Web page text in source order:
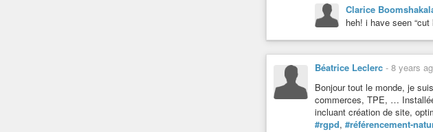
Clarice
heh! i have seen
Béatrice Leclerc - 8 years
Bonjour tout le monde, je suis
commerces, TPE, …
incluant création de site,
#rgpd, #référencement-